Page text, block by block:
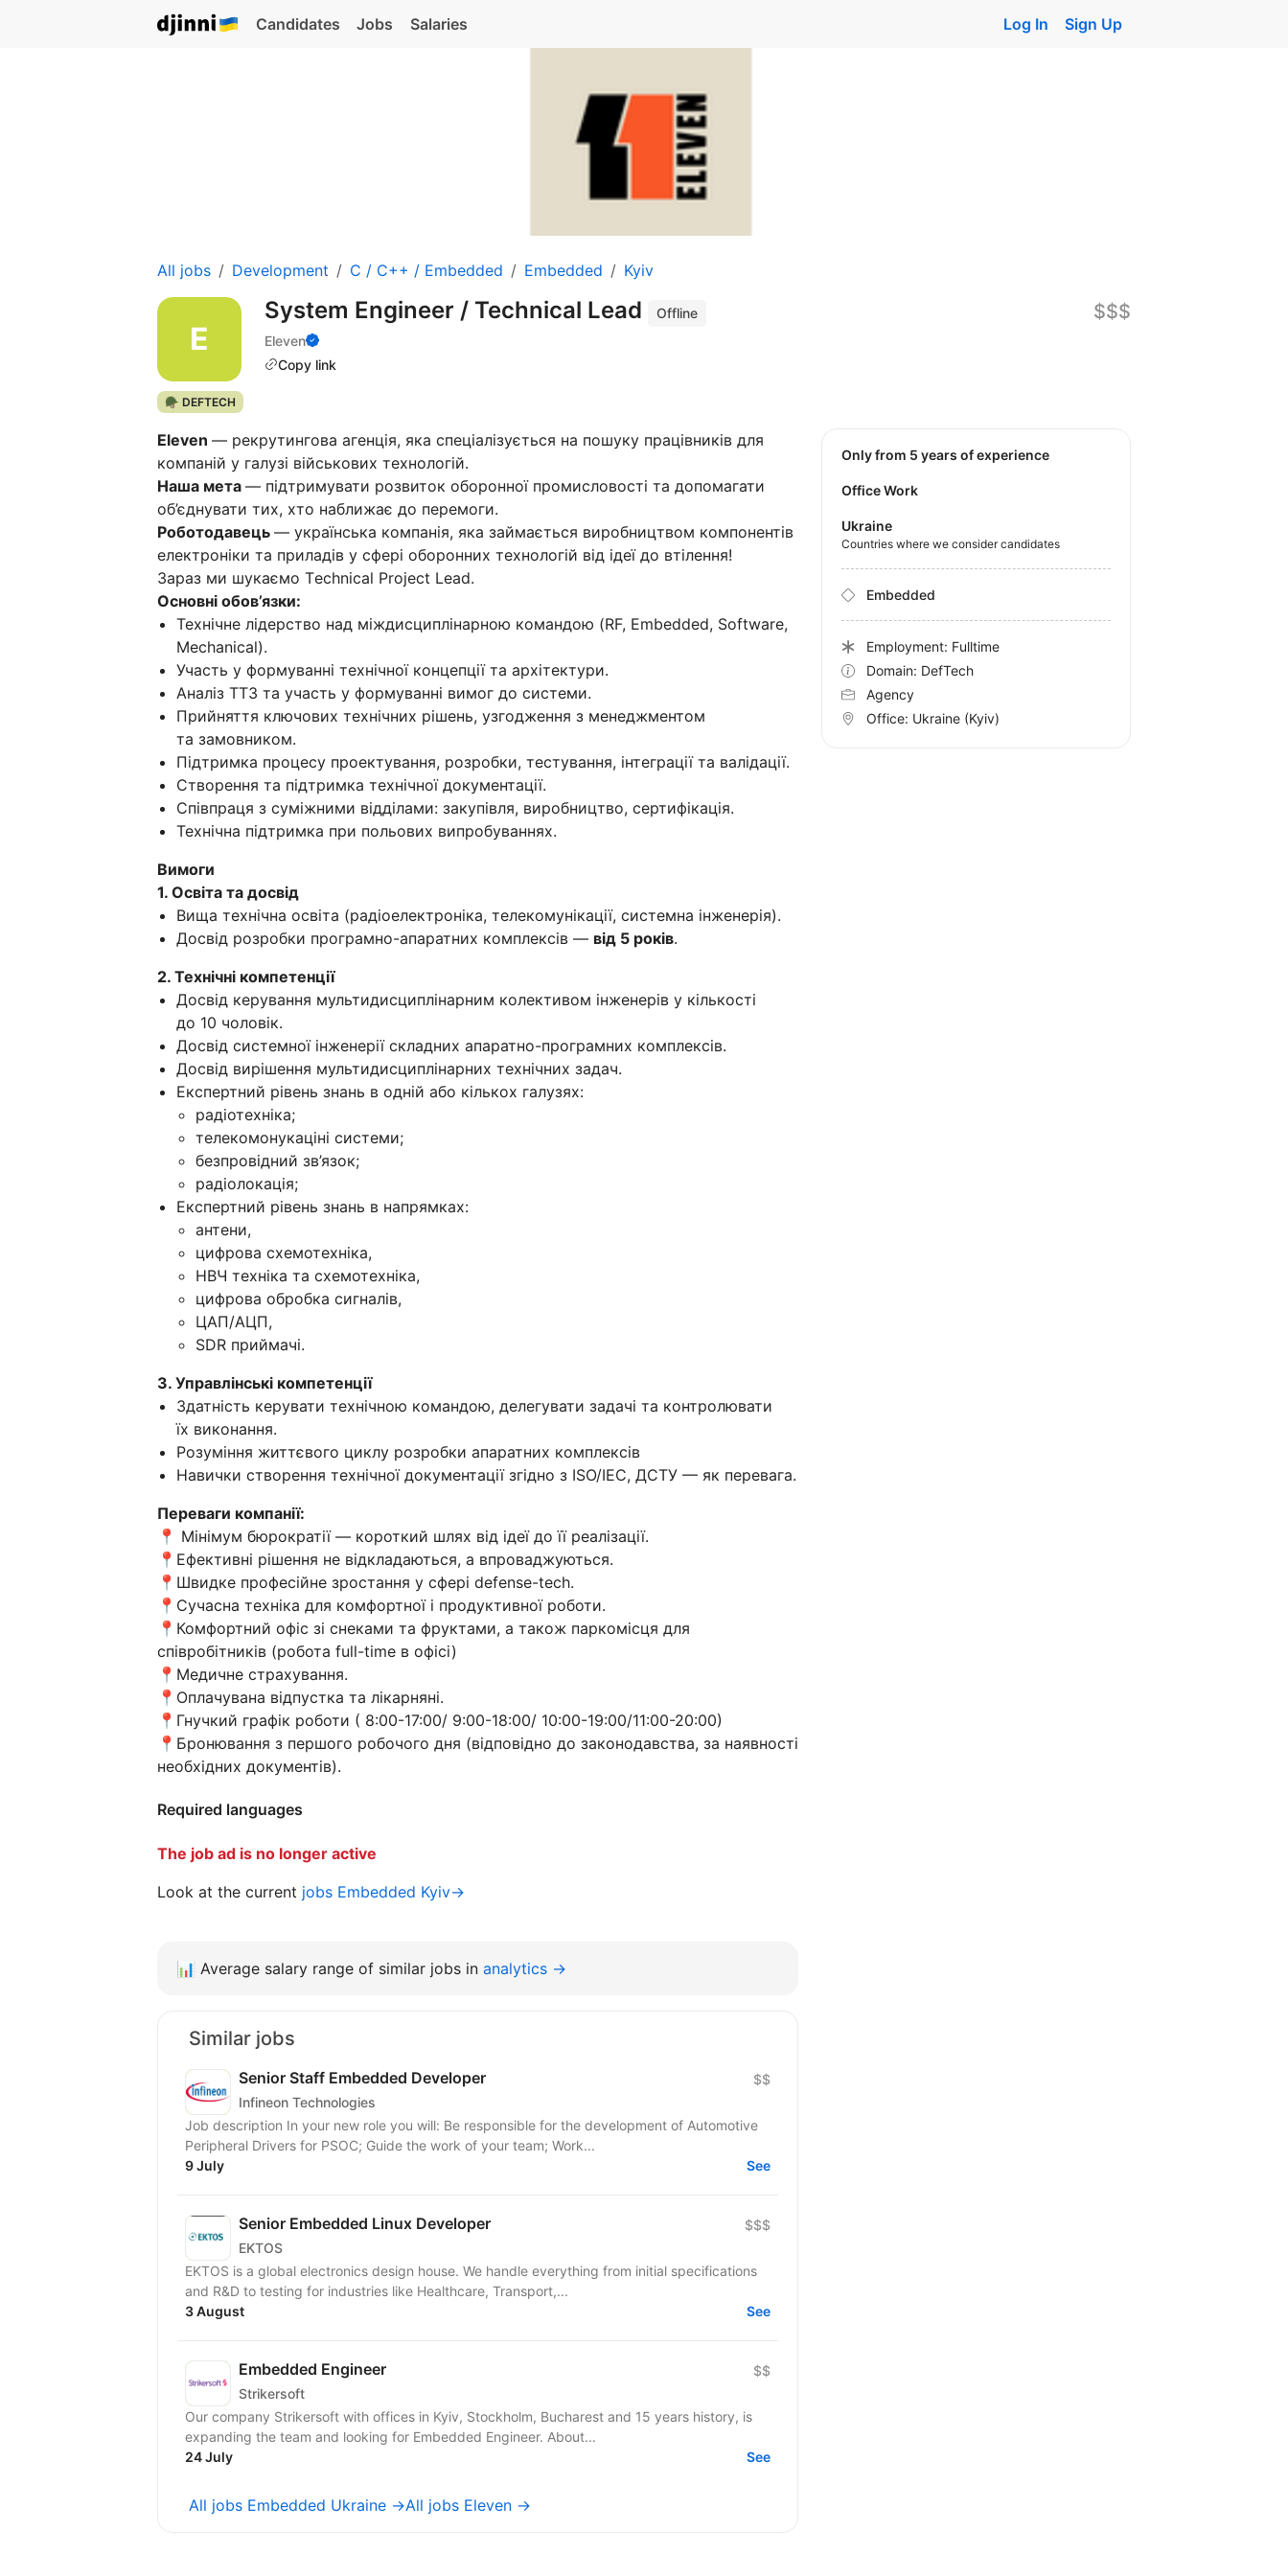
Candidates Jobs Salaries Log In Sign Up
All jobs Development C / C++ / Embedded Embedded Kyiv
System Engineer / Technical Lead
Offline
Eleven
Copy link
$$$
🪖 DEFTECH
Eleven — рекрутингова агенція, яка спеціалізується на пошуку працівників для
компаній у галузі військових технологій.
Наша мета — підтримувати розвиток оборонної промисловості та допомагати
об’єднувати тих, хто наближає до перемоги.
Роботодавець — українська компанія, яка займається виробництвом компонентів
електроніки та приладів у сфері оборонних технологій від ідеї до втілення!
Зараз ми шукаємо Тechnical Project Lead.
Основні обов’язки:
Технічне лідерство над міждисциплінарною командою (RF, Embedded, Software,
Mechanical).
Участь у формуванні технічної концепції та архітектури.
Аналіз ТТЗ та участь у формуванні вимог до системи.
Прийняття ключових технічних рішень, узгодження з менеджментом
та замовником.
Підтримка процесу проектування, розробки, тестування, інтеграції та валідації.
Створення та підтримка технічної документації.
Співпраця з суміжними відділами: закупівля, виробництво, сертифікація.
Технічна підтримка при польових випробуваннях.
Вимоги
1. Освіта та досвід
Вища технічна освіта (радіоелектроніка, телекомунікації, системна інженерія).
Досвід розробки програмно-апаратних комплексів — від 5 років.
2. Технічні компетенції
Досвід керування мультидисциплінарним колективом інженерів у кількості
до 10 чоловік.
Досвід системної інженерії складних апаратно-програмних комплексів.
Досвід вирішення мультидисциплінарних технічних задач.
Експертний рівень знань в одній або кількох галузях:
радіотехніка;
телекомонукаціні системи;
безпровідний зв’язок;
радіолокація;
Експертний рівень знань в напрямках:
антени,
цифрова схемотехніка,
НВЧ техніка та схемотехніка,
цифрова обробка сигналів,
ЦАП/АЦП,
SDR приймачі.
3. Управлінські компетенції
Здатність керувати технічною командою, делегувати задачі та контролювати
їх виконання.
Розуміння життєвого циклу розробки апаратних комплексів
Навички створення технічної документації згідно з ISO/IEC, ДСТУ — як перевага.
Переваги компанії:
📍 Мінімум бюрократії — короткий шлях від ідеї до її реалізації.
📍Ефективні рішення не відкладаються, а впроваджуються.
📍Швидке професійне зростання у сфері defense-tech.
📍Сучасна техніка для комфортної і продуктивної роботи.
📍Комфортний офіс зі снеками та фруктами, а також паркомісця для
співробітників (робота full-time в офісі)
📍Медичне страхування.
📍Оплачувана відпустка та лікарняні.
📍Гнучкий графік роботи ( 8:00-17:00/ 9:00-18:00/ 10:00-19:00/11:00-20:00)
📍Бронювання з першого робочого дня (відповідно до законодавства, за наявності
необхідних документів).
Required languages
The job ad is no longer active
Look at the current jobs Embedded Kyiv→
Only from 5 years of experience
Office Work
Ukraine
Countries where we consider candidates
Embedded
Employment: Fulltime
Domain: DefTech
Agency
Office: Ukraine (Kyiv)
📊 Average salary range of similar jobs in analytics →
Similar jobs
Senior Staff Embedded Developer
Infineon Technologies
$$
Job description In your new role you will: Be responsible for the development of Automotive
Peripheral Drivers for PSOC; Guide the work of your team; Work...
9 July
See
Senior Embedded Linux Developer
EKTOS
$$$
EKTOS is a global electronics design house. We handle everything from initial specifications
and R&D to testing for industries like Healthcare, Transport,...
3 August
See
Embedded Engineer
Strikersoft
$$
Our company Strikersoft with offices in Kyiv, Stockholm, Bucharest and 15 years history, is
expanding the team and looking for Embedded Engineer. About...
24 July
See
All jobs Embedded Ukraine →All jobs Eleven →